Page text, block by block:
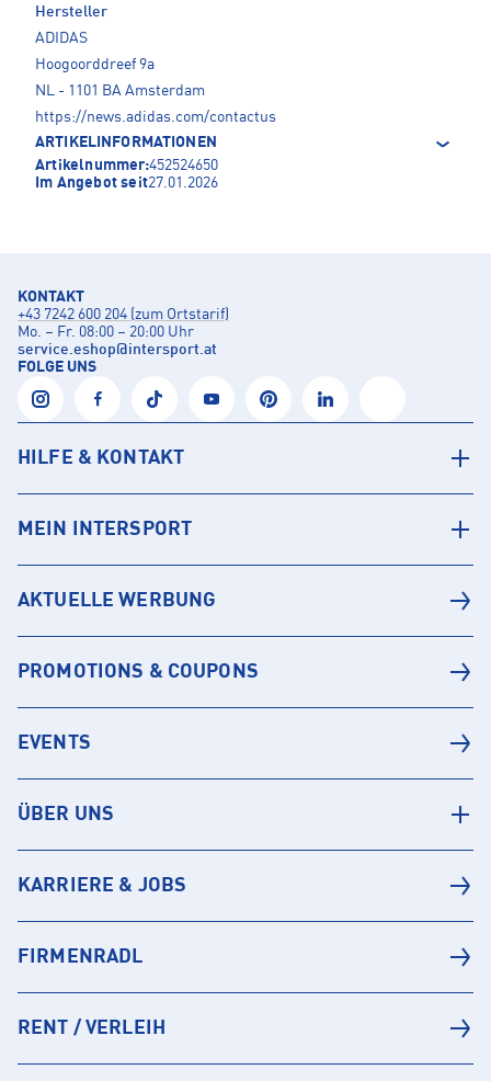
Hersteller
ADIDAS
Hoogoorddreef 9a
NL - 1101 BA Amsterdam
https://news.adidas.com/contactus
ARTIKELINFORMATIONEN
Artikelnummer:452524650
Im Angebot seit27.01.2026
KONTAKT
+43 7242 600 204 (zum Ortstarif)
Mo. – Fr. 08:00 – 20:00 Uhr
service.eshop@intersport.at
FOLGE UNS
HILFE & KONTAKT
MEIN INTERSPORT
AKTUELLE WERBUNG
PROMOTIONS & COUPONS
EVENTS
ÜBER UNS
KARRIERE & JOBS
FIRMENRADL
RENT / VERLEIH